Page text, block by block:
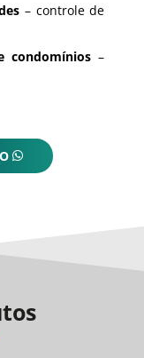
– controle de
condomínios–